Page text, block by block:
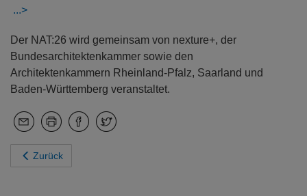
Der NAT:26 wird gemeinsam von nexture+, der
Bundesarchitektenkammer sowie den
Architektenkammern Rheinland-Pfalz, Saarland und
Baden-Württemberg veranstaltet.
Zurück